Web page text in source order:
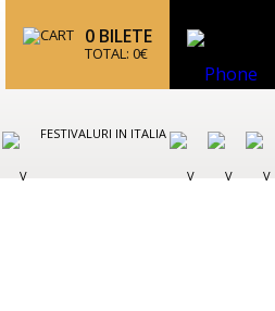
0 BILETE
TOTAL: 0€
FESTIVALURI IN ITALIA